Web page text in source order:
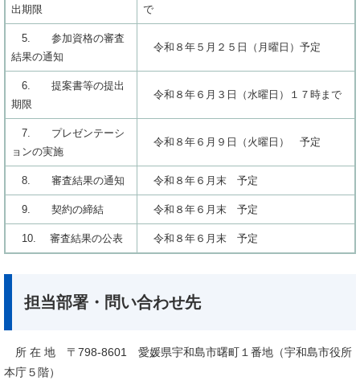
出期限 で
5. 参加資格の審査
結果の通知
令和８年５月２５日（月曜日）予定
6. 提案書等の提出
期限
令和８年６月３日（水曜日）１７時まで
7. プレゼンテーシ
ョンの実施
令和８年６月９日（火曜日） 予定
8. 審査結果の通知 令和８年６月末 予定
9. 契約の締結 令和８年６月末 予定
10. 審査結果の公表 令和８年６月末 予定
担当部署・問い合わせ先
所 在 地 〒798-8601 愛媛県宇和島市曙町１番地（宇和島市役所
本庁５階）